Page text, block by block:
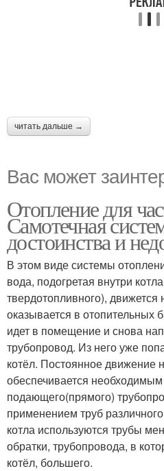
читать дальше →
Вас может
Отопление для
Самотечная
достоинства и
В этом виде системы
вода, подогретая внутри
твердотопливного), движется
оказывается в отопительных
идет в помещение и снова
трубопровод. Из него уже
котёл. Постоянное движение
обеспечивается
подающего(прямого)
применением труб
котла используются трубы
обратки, трубопровода, в
котёл, большего.